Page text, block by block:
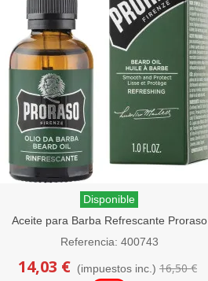
Disponible
Aceite para Barba Refrescante Proraso
30ml
Referencia: 400743
14,03 € (impuestos inc.) 16,50 €